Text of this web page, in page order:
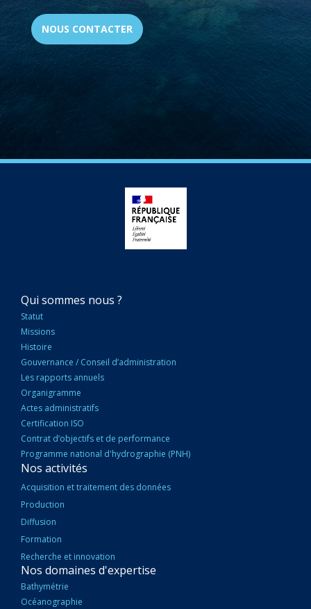
NOUS CONTACTER
NAVIGATION
PRINCIPALE
Qui sommes nous ?
Statut
Missions
Histoire
Gouvernance / Conseil d’administration
Les rapports annuels
Organigramme
Actes administratifs
Certification ISO
Contrat d’objectifs et de performance
Programme national d'hydrographie (PNH)
Nos activités
Acquisition et traitement des données
Production
Diffusion
Formation
Recherche et innovation
Nos domaines d'expertise
Bathymétrie
Océanographie